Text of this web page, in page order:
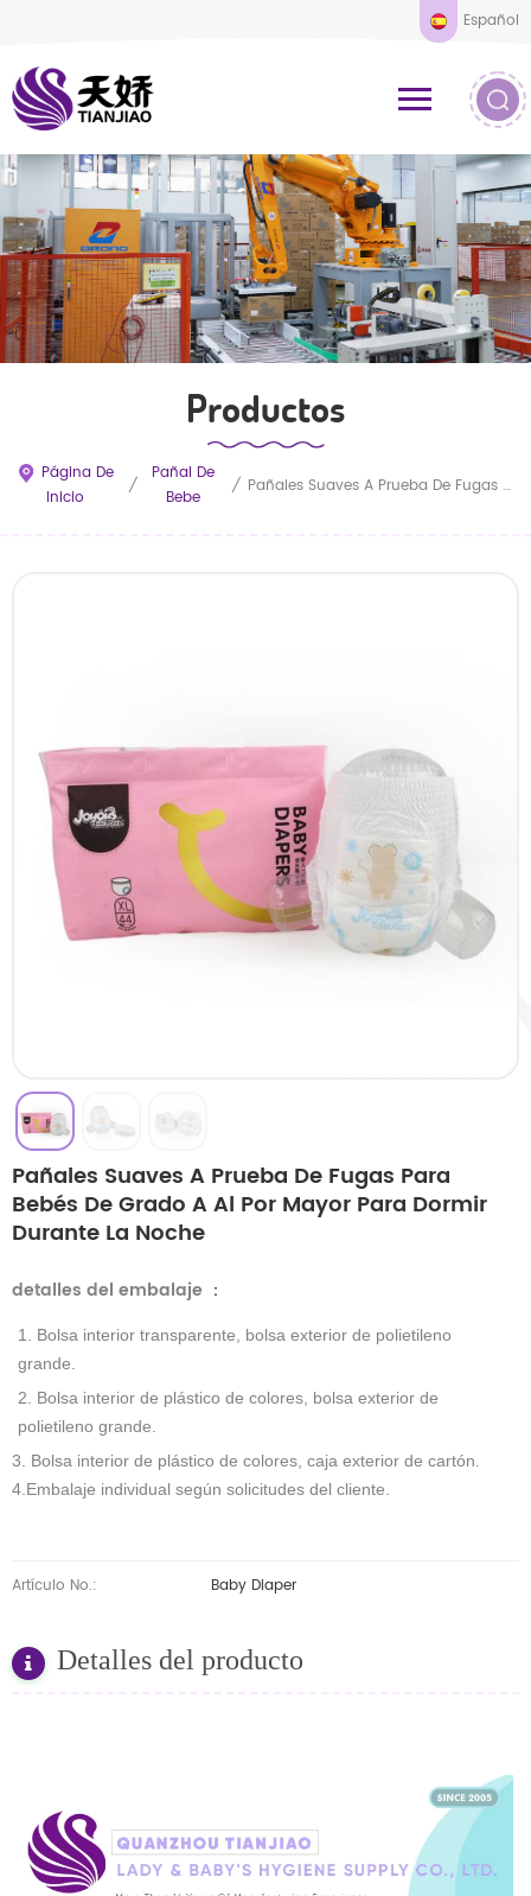
Español
Productos
Página De
Inicio
/
Pañal De
Bebe
/ Pañales Suaves A Prueba De Fugas Para Bebés De Grado A Al Por Mayor Para Dormir Durante La Noche
Pañales Suaves A Prueba De Fugas Para
Bebés De Grado A Al Por Mayor Para Dormir
Durante La Noche
detalles del embalaje ：
1. Bolsa interior transparente, bolsa exterior de polietileno
grande.
2. Bolsa interior de plástico de colores, bolsa exterior de
polietileno grande.
3. Bolsa interior de plástico de colores, caja exterior de cartón.
4.Embalaje individual según solicitudes del cliente.
Artículo No.: Baby Diaper
Detalles del producto